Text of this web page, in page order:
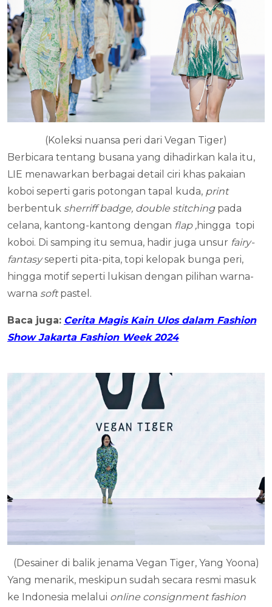
(Koleksi nuansa peri dari Vegan Tiger)
Berbicara tentang busana yang dihadirkan kala itu,
LIE menawarkan berbagai detail ciri khas pakaian
koboi seperti garis potongan tapal kuda, print
berbentuk sherriff badge, double stitching pada
celana, kantong-kantong dengan flap ,hingga topi
koboi. Di samping itu semua, hadir juga unsur fairy-
fantasyseperti pita-pita, topi kelopak bunga peri,
hingga motif seperti lukisan dengan pilihan warna-
warna softpastel.
Baca juga: Cerita Magis Kain Ulos dalam Fashion
Show Jakarta Fashion Week 2024
(Desainer di balik jenama Vegan Tiger, Yang Yoona)
Yang menarik, meskipun sudah secara resmi masuk
ke Indonesia melalui online consignment fashion